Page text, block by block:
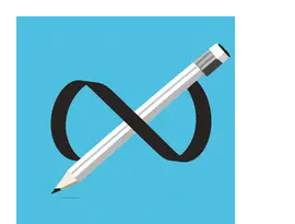
Ga
Enter)